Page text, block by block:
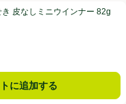
ナー 82g トップバリュ
皮なしミニウインナー 82g
に追加する